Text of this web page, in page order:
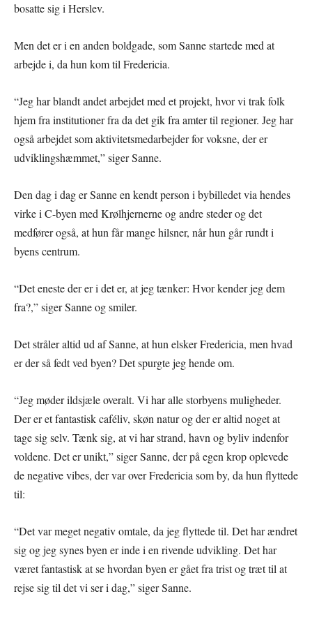
bosatte sig i Herslev.
Men det er i en anden boldgade, som Sanne startede med at
arbejde i, da hun kom til Fredericia.
“Jeg har blandt andet arbejdet med et projekt, hvor vi trak folk
hjem fra institutioner fra da det gik fra amter til regioner. Jeg har
også arbejdet som aktivitetsmedarbejder for voksne, der er
udviklingshæmmet,” siger Sanne.
Den dag i dag er Sanne en kendt person i bybilledet via hendes
virke i C-byen med Krølhjernerne og andre steder og det
medfører også, at hun får mange hilsner, når hun går rundt i
byens centrum.
“Det eneste der er i det er, at jeg tænker: Hvor kender jeg dem
fra?,” siger Sanne og smiler.
Det stråler altid ud af Sanne, at hun elsker Fredericia, men hvad
er der så fedt ved byen? Det spurgte jeg hende om.
“Jeg møder ildsjæle overalt. Vi har alle storbyens muligheder.
Der er et fantastisk caféliv, skøn natur og der er altid noget at
tage sig selv. Tænk sig, at vi har strand, havn og byliv indenfor
voldene. Det er unikt,” siger Sanne, der på egen krop oplevede
de negative vibes, der var over Fredericia som by, da hun flyttede
til:
“Det var meget negativ omtale, da jeg flyttede til. Det har ændret
sig og jeg synes byen er inde i en rivende udvikling. Det har
været fantastisk at se hvordan byen er gået fra trist og træt til at
rejse sig til det vi ser i dag,” siger Sanne.